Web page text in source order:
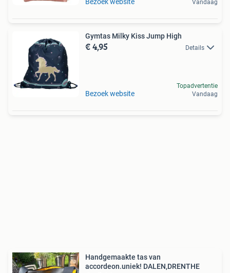
Vandaag
Gymtas Milky Kiss Jump High
€ 4,95 Details
Bezoek website
Topadvertentie
Vandaag
Handgemaakte tas van
accordeon.uniek! DALEN,DRENTHE